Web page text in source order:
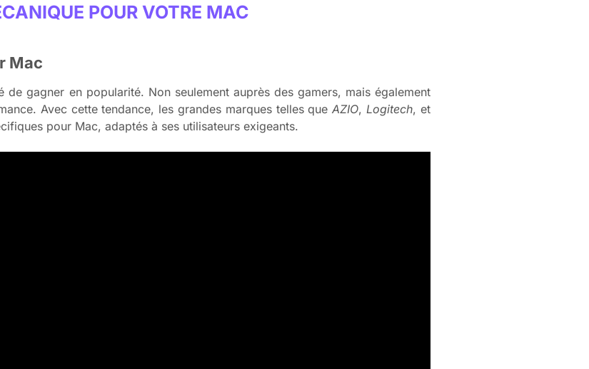
POUR VOTRE MAC
Mac
de gagner en popularité. Non seulement auprès des gamers, mais également
Avec cette tendance, les grandes marques telles queAZIO, Logitech, et
pour Mac, adaptés à ses utilisateurs exigeants.